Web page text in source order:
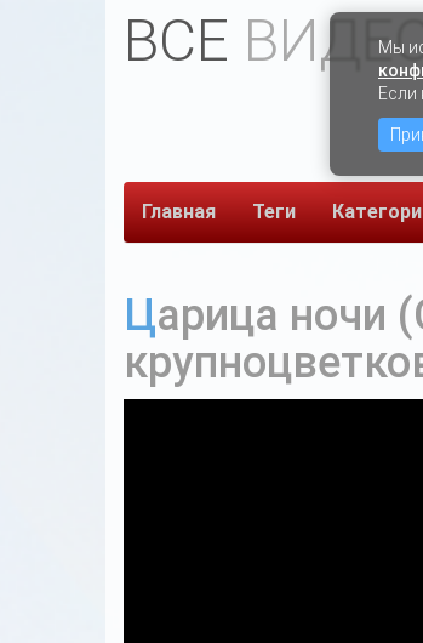
ВСЕ
Главная Теги
Царица ночи (Селеницереус
Мы
Если